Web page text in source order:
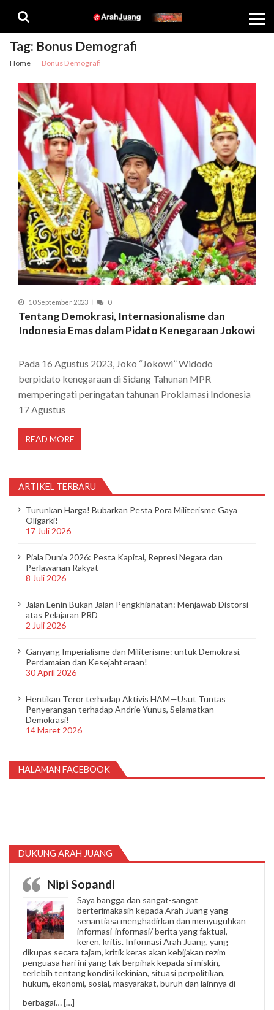
navigation
content
Tag: Bonus Demografi
Home Bonus Demografi
10 September 2023 0
Tentang Demokrasi, Internasionalisme dan
Indonesia Emas dalam Pidato Kenegaraan Jokowi
Pada 16 Agustus 2023, Joko “Jokowi” Widodo
berpidato kenegaraan di Sidang Tahunan MPR
memperingati peringatan tahunan Proklamasi Indonesia
17 Agustus
READ MORE
ARTIKEL TERBARU
Turunkan Harga! Bubarkan Pesta Pora Militerisme Gaya
Oligarki!
17 Juli 2026
Piala Dunia 2026: Pesta Kapital, Represi Negara dan
Perlawanan Rakyat
8 Juli 2026
Jalan Lenin Bukan Jalan Pengkhianatan: Menjawab Distorsi
atas Pelajaran PRD
2 Juli 2026
Ganyang Imperialisme dan Militerisme: untuk Demokrasi,
Perdamaian dan Kesejahteraan!
30 April 2026
Hentikan Teror terhadap Aktivis HAM—Usut Tuntas
Penyerangan terhadap Andrie Yunus, Selamatkan
Demokrasi!
14 Maret 2026
HALAMAN FACEBOOK
DUKUNG ARAH JUANG
Nipi Sopandi
Saya bangga dan sangat-sangat
berterimakasih kepada Arah Juang yang
senantiasa menghadirkan dan menyuguhkan
informasi-informasi/ berita yang faktual,
keren, kritis. Informasi Arah Juang, yang
dikupas secara tajam, kritik keras akan kebijakan rezim
penguasa hari ini yang tak berpihak kepada si miskin,
terlebih tentang kondisi kekinian, situasi perpolitikan,
hukum, ekonomi, sosial, masyarakat, buruh dan lainnya di
berbagai…[…]